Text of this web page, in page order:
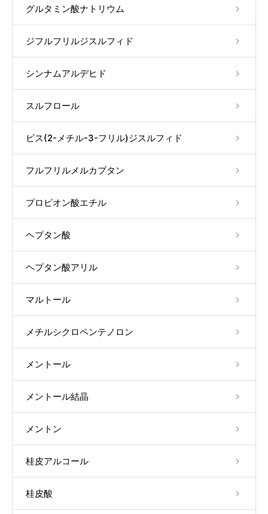
グルタミン酸ナトリウム
ジフルフリルジスルフィド
シンナムアルデヒド
スルフロール
ビス(2-メチル-3-フリル)ジスルフィド
フルフリルメルカプタン
プロピオン酸エチル
ヘプタン酸
ヘプタン酸アリル
マルトール
メチルシクロペンテノロン
メントール
メントール結晶
メントン
桂皮アルコール
桂皮酸